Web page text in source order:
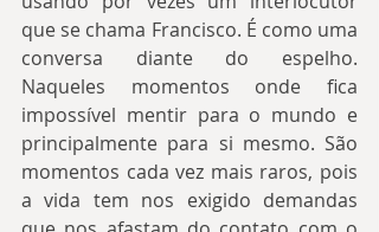
que se chama Francisco. É como uma
conversa diante do espelho.
Naqueles momentos onde fica
impossível mentir para o mundo e
principalmente para si mesmo. São
momentos cada vez mais raros, pois
a vida tem nos exigido demandas